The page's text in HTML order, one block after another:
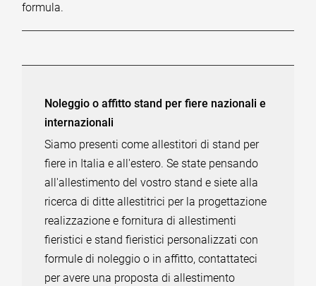
formula.
Noleggio o affitto stand per fiere nazionali e
internazionali
Siamo presenti come allestitori di stand per
fiere in Italia e all'estero. Se state pensando
all'allestimento del vostro stand e siete alla
ricerca di ditte allestitrici per la progettazione
realizzazione e fornitura di allestimenti
fieristici e stand fieristici personalizzati con
formule di noleggio o in affitto, contattateci
per avere una proposta di allestimento